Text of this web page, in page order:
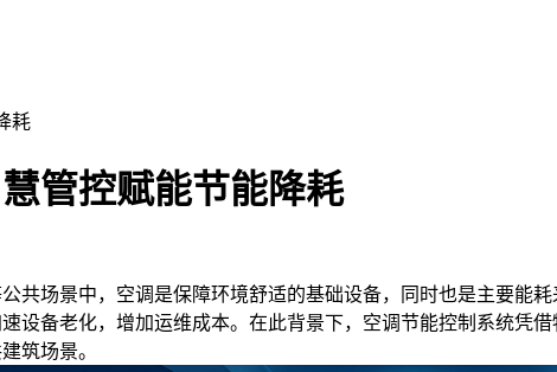
耗
管控赋能节能降耗
共场景中，空调是保障环境舒适的基础设备，同时也是主要能
设备老化，增加运维成本。在此背景下， 空调节能控制系统凭
筑场景。